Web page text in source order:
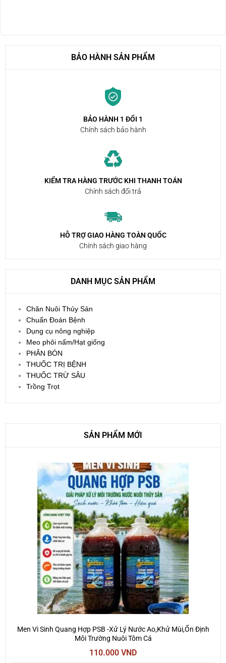
BẢO HÀNH SẢN PHẨM
BẢO HÀNH 1 ĐỔI 1
Chính sách bảo hành
KIỂM TRA HÀNG TRƯỚC KHI THANH TOÁN
Chính sách đổi trả
HỖ TRỢ GIAO HÀNG TOÀN QUỐC
Chính sách giao hàng
DANH MỤC SẢN PHẨM
Chăn Nuôi Thủy Sản
Chuẩn Đoán Bệnh
Dụng cụ nông nghiệp
Meo phôi nấm/Hạt giống
PHÂN BÓN
THUỐC TRỊ BỆNH
THUỐC TRỪ SÂU
Trồng Trọt
SẢN PHẨM MỚI
Men Vi Sinh Quang Hợp PSB -Xử Lý Nước Ao,Khử Mùi,Ổn Định
Môi Trường Nuôi Tôm Cá
110.000 VND